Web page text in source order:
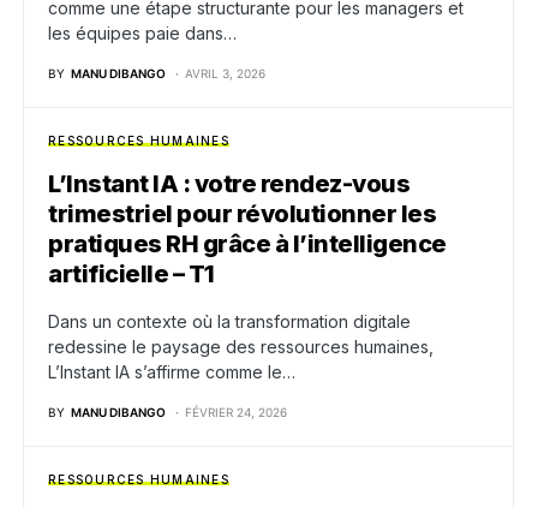
comme une étape structurante pour les managers et
les équipes paie dans…
BY MANU DIBANGO AVRIL 3, 2026
RESSOURCES HUMAINES
L’Instant IA : votre rendez-vous
trimestriel pour révolutionner les
pratiques RH grâce à l’intelligence
artificielle – T1
Dans un contexte où la transformation digitale
redessine le paysage des ressources humaines,
L’Instant IA s’affirme comme le…
BY MANU DIBANGO FÉVRIER 24, 2026
RESSOURCES HUMAINES